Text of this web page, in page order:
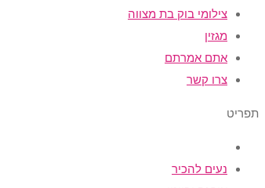
צילומי בוק בת מצווה
מגזין
אתם אמרתם
צרו קשר
תפריט
נעים להכיר